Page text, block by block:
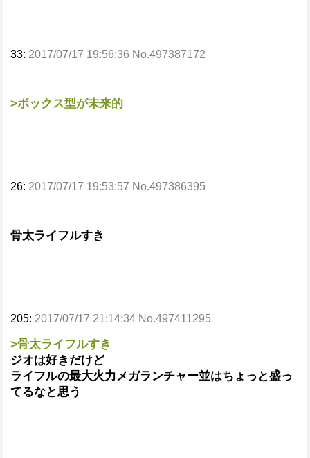
33: 2017/07/17 19:56:36 No.497387172
>ボックス型が未来的
26: 2017/07/17 19:53:57 No.497386395
骨太ライフルすき
205: 2017/07/17 21:14:34 No.497411295
>骨太ライフルすき
ジオは好きだけど
ライフルの最大火力メガランチャー並はちょっと盛っ
てるなと思う